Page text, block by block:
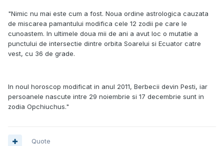
"Nimic nu mai este cum a fost. Noua ordine astrologica cauzata
de miscarea pamantului modifica cele 12 zodii pe care le
cunoastem. In ultimele doua mii de ani a avut loc o mutatie a
punctului de intersectie dintre orbita Soarelui si Ecuator catre
vest, cu 36 de grade.
In noul horoscop modificat in anul 2011, Berbecii devin Pesti, iar
persoanele nascute intre 29 noiembrie si 17 decembrie sunt in
zodia Opchiuchus."
Quote